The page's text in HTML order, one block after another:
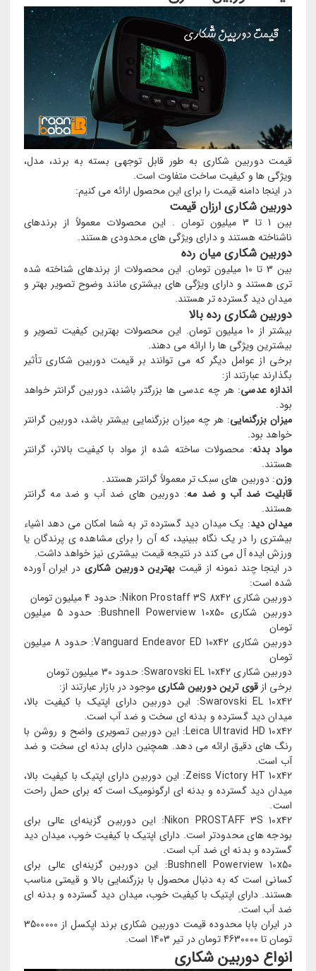
قیمت دوربین شکاری به طور قابل توجهی بسته به برند، مدل،
ویژگی ها و کیفیت ساخت متفاوت است.
در اینجا دامنه قیمت را برای این محصول ارائه می کنیم:
دوربین شکاری ارزان قیمت
بین 1 تا 3 میلیون تومان . این محصولات معمولاً از برندهای
ناشناخته هستند و دارای ویژگی های محدودی هستند.
دوربین شکاری میان رده
بین 3 تا 10 میلیون تومان. این محصولات از برندهای شناخته شده
تری هستند و دارای ویژگی های بیشتری مانند وضوح تصویر بهتر و
میدان دید گسترده تر هستند.
دوربین شکاری رده بالا
بیشتر از 10 میلیون تومان. این محصولات بهترین کیفیت تصویر و
بیشترین ویژگی ها را ارائه می دهند.
برخی از عوامل دیگر که می توانند بر قیمت دوربین شکاری تأثیر
بگذارند عبارتند از:
اندازه عدسی: هر چه عدسی ها بزرگتر باشند، دوربین گرانتر خواهد
بود.
میزان بزرگنمایی: هر چه میزان بزرگنمایی بیشتر باشد، دوربین گرانتر
خواهد بود.
مواد بدنه: محصولات ساخته شده از مواد با کیفیت بالاتر، گرانتر
هستند.
وزن: دوربین های سبک تر معمولاً گرانتر هستند.
قابلیت ضد آب و ضد مه: دوربین های ضد آب و ضد مه گرانتر
هستند.
میدان دید: یک میدان دید گسترده تر به شما امکان می دهد اشیاء
بیشتری را در یک نگاه ببینید، که آن را برای مشاهده ی پرندگان یا
ورزش ایده آل می کند در نتیجه قیمت بیشتری نیز خواهد داشت.
در اینجا چند نمونه از قیمت بهترین دوربین شکاری در ایران آورده
شده است:
دوربین شکاری Nikon Prostaff 3S 8x42: حدود 4 میلیون تومان
دوربین شکاری Bushnell Powerview 10x50: حدود 5 میلیون
تومان
دوربین شکاری Vanguard Endeavor ED 10x42: حدود 8 میلیون
تومان
دوربین شکاری Swarovski EL 10x42: حدود 30 میلیون تومان
برخی از قوی ترین دوربین شکاریموجود در بازار عبارتند از:
Swarovski EL 10x42: این دوربین دارای اپتیک با کیفیت بالا،
میدان دید گسترده و بدنه ای سخت و ضد آب است.
Leica Ultravid HD 10x42: این دوربین تصویری واضح و روشن با
رنگ های دقیق ارائه می دهد. همچنین دارای بدنه ای سخت و ضد
آب است.
Zeiss Victory HT 10x42: این دوربین دارای اپتیک با کیفیت بالا،
میدان دید گسترده و بدنه ای ارگونومیک است که برای حمل راحت
است.
Nikon PROSTAFF 3S 10x42: این دوربین گزینه‌ای عالی برای
بودجه های محدودتر است. دارای اپتیک با کیفیت خوب، میدان دید
گسترده و بدنه ای ضد آب است.
Bushnell Powerview 10x50: این دوربین گزینه‌ای عالی برای
کسانی است که به دنبال محصول با بزرگنمایی بالا و قیمتی مناسب
هستند. دارای اپتیک با کیفیت خوب، میدان دید گسترده و بدنه ای
ضد آب است.
در ایران بابا محدوده قیمت دوربین شکاری برند اپکسل از 3500000
تومان تا 4630000 تومان در تیر 1403 است.
انواع دوربین شکاری